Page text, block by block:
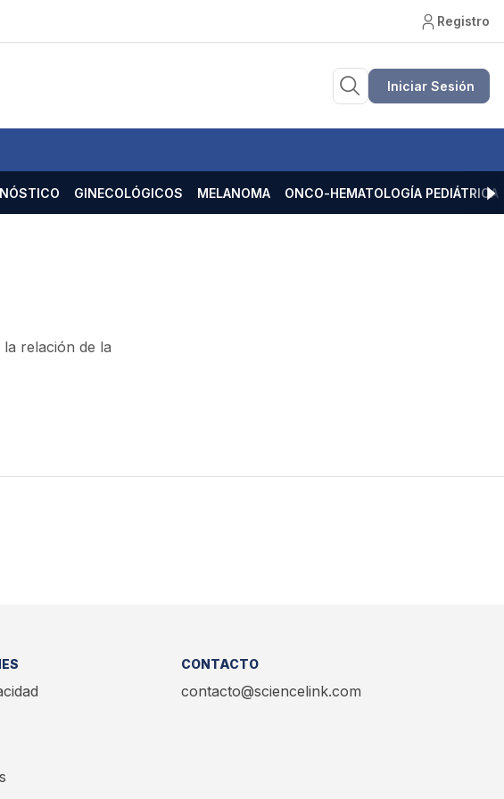
Registro
Iniciar Sesión
GINECOLÓGICOS MELANOMA ONCO-HEMATOLOGÍA PEDIÁTRICA
relación de la
CONTACTO
contacto@sciencelink.com